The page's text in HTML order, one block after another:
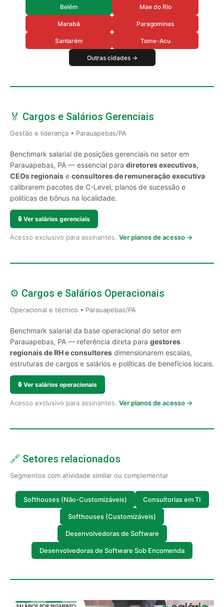
Belém Mae do Rio
Marabá Paragominas
Santarém Tome-Acu
Outras cidades →
🏅 Cargos e Salários Gerenciais
Gestão e liderança • Parauapebas/PA
Benchmark salarial de posições gerenciais no setor em
Parauapebas, PA — essencial para diretores executivos,
CEOs regionais e consultores de remuneração executiva
calibrarem pacotes de C-Level, planos de sucessão e
políticas de bônus na localidade.
🔒 Ver salários gerenciais
Acesso exclusivo para assinantes. Ver planos de acesso →
⚙️ Cargos e Salários Operacionais
Operacional e técnico • Parauapebas/PA
Benchmark salarial da base operacional do setor em
Parauapebas, PA — referência direta para gestores
regionais de RH e consultores dimensionarem escalas,
estruturas de cargos e salários e políticas de benefícios locais.
🔒 Ver salários operacionais
Acesso exclusivo para assinantes. Ver planos de acesso →
🔗 Setores relacionados
Segmentos com atividade similar ou complementar
Softhouses (Não-Customizáveis) Consultorias em TI
Softhouses (Customizáveis)
Desenvolvedoras de Software
Desenvolvedoras de Software Sob Encomenda